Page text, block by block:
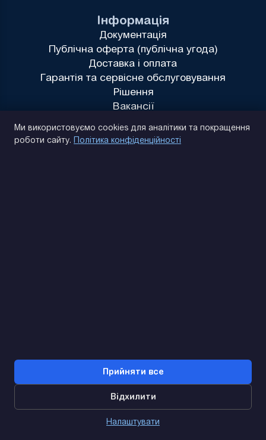
Інформація
Документація
Публічна оферта (публічна угода)
Доставка і оплата
Гарантія та сервісне обслуговування
Рішення
Вакансії
Ми використовуємо cookies для аналітики та покращення
роботи сайту. Політика конфіденційності
Прийняти все
Відхилити
Налаштувати